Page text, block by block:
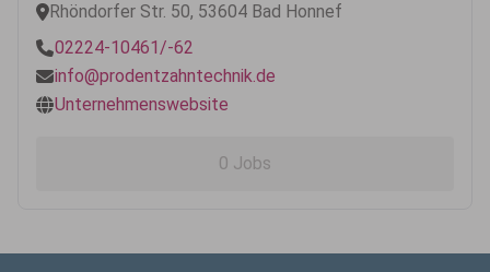
Rhöndorfer Str. 50, 53604 Bad Honnef
02224-10461/-62
info@prodentzahntechnik.de
Unternehmenswebsite
0 Jobs